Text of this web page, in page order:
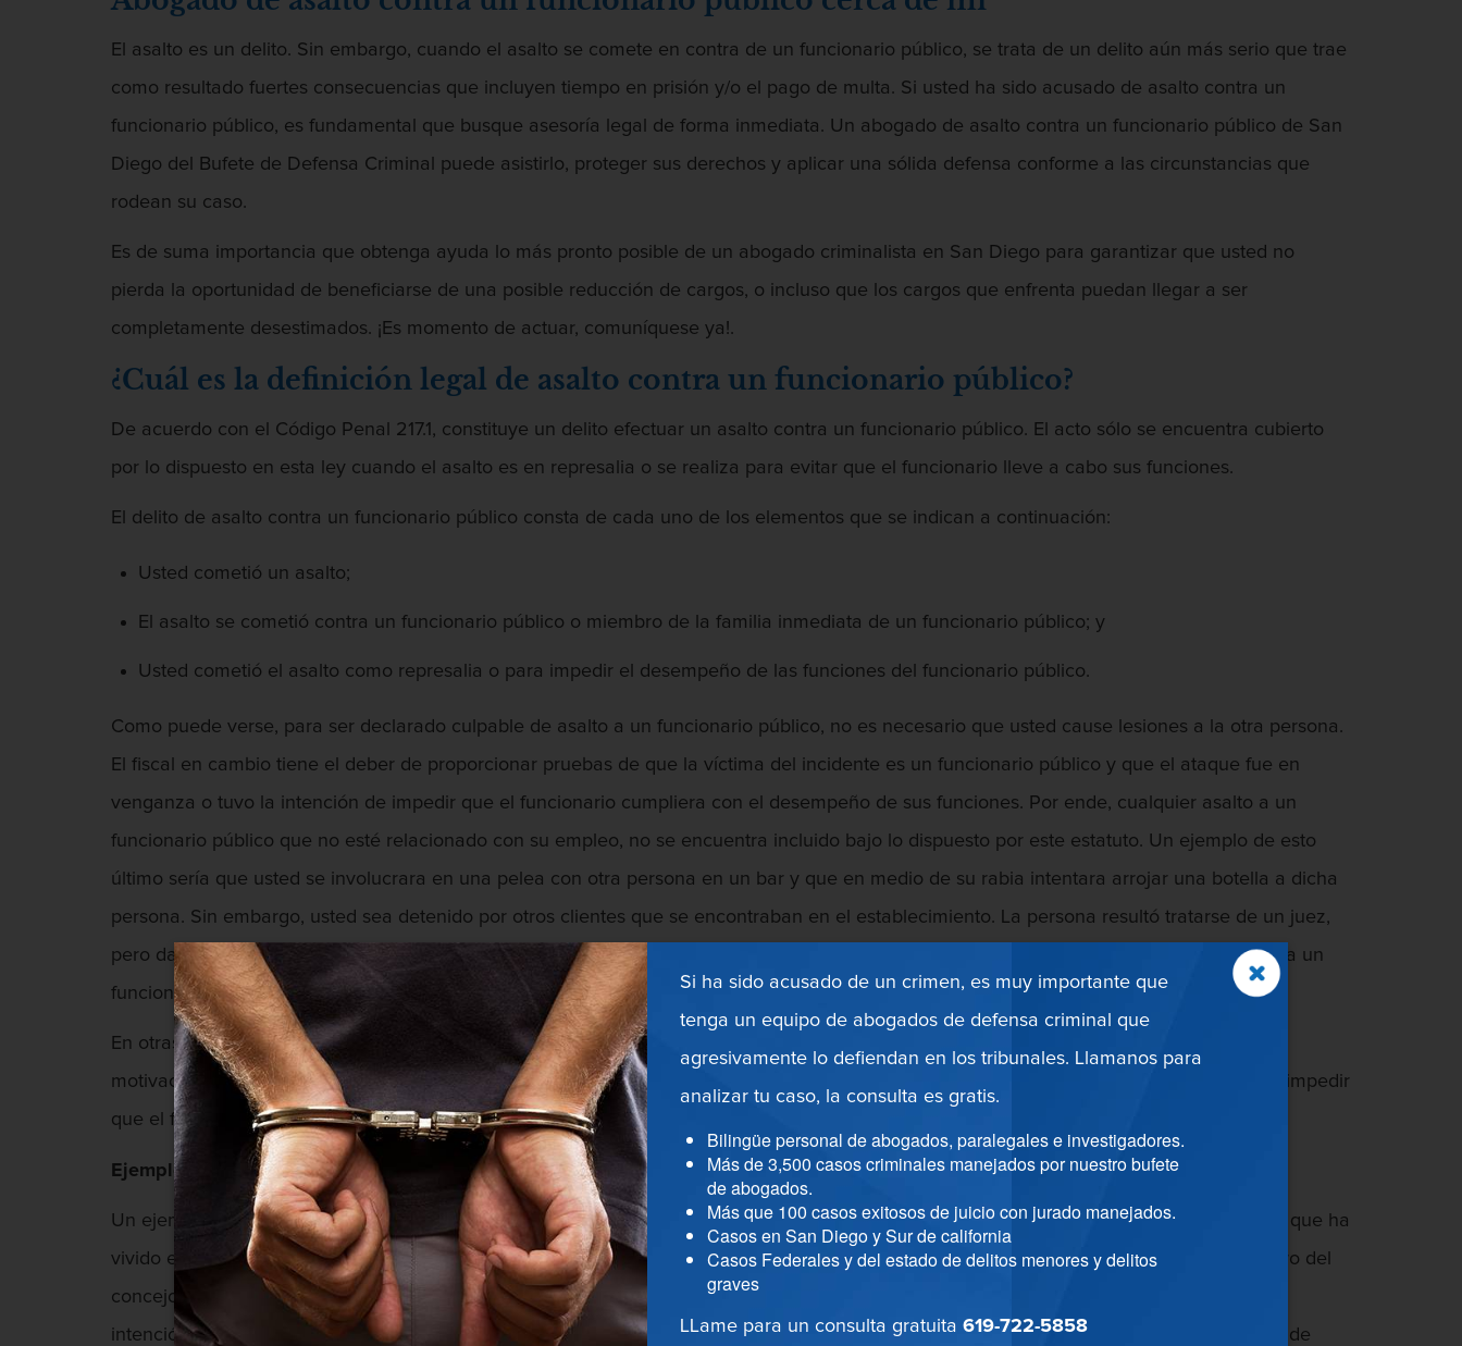
El asalto es un delito. Sin embargo, cuando el asalto se comete en contra de un funcionario público, se trata de un delito aún más serio que trae
como resultado fuertes consecuencias que incluyen tiempo en prisión y/o el pago de multa. Si usted ha sido acusado de asalto contra un
funcionario público, es fundamental que busque asesoría legal de forma inmediata. Un abogado de asalto contra un funcionario público de San
Diego del Bufete de Defensa Criminal puede asistirlo, proteger sus derechos y aplicar una sólida defensa conforme a las circunstancias que
rodean su caso.
Es de suma importancia que obtenga ayuda lo más pronto posible de un abogado criminalista en San Diego para garantizar que usted no
pierda la oportunidad de beneficiarse de una posible reducción de cargos, o incluso que los cargos que enfrenta puedan llegar a ser
completamente desestimados. ¡Es momento de actuar, comuníquese ya!.
¿Cuál es la definición legal de asalto contra un funcionario público?
De acuerdo con el Código Penal 217.1, constituye un delito efectuar un asalto contra un funcionario público. El acto sólo se encuentra cubierto
por lo dispuesto en esta ley cuando el asalto es en represalia o se realiza para evitar que el funcionario lleve a cabo sus funciones.
El delito de asalto contra un funcionario público consta de cada uno de los elementos que se indican a continuación:
Usted cometió un asalto;
El asalto se cometió contra un funcionario público o miembro de la familia inmediata de un funcionario público; y
Usted cometió el asalto como represalia o para impedir el desempeño de las funciones del funcionario público.
Como puede verse, para ser declarado culpable de asalto a un funcionario público, no es necesario que usted cause lesiones a la otra persona.
El fiscal en cambio tiene el deber de proporcionar pruebas de que la víctima del incidente es un funcionario público y que el ataque fue en
venganza o tuvo la intención de impedir que el funcionario cumpliera con el desempeño de sus funciones. Por ende, cualquier asalto a un
funcionario público que no esté relacionado con su empleo, no se encuentra incluido bajo lo dispuesto por este estatuto. Un ejemplo de esto
último sería que usted se involucrara en una pelea con otra persona en un bar y que en medio de su rabia intentara arrojar una botella a dicha
persona. Sin embargo, usted sea detenido por otros clientes que se encontraban en el establecimiento. La persona resultó tratarse de un juez,
pero dado que su intento de arrojar el objeto no estuvo relacionado con el cargo que ocupa, usted no podría ser acusado de asalto contra un
funcionario público.
En otras palabras, para ser acusado de asalto contra un funcionario público, las acciones de quien lleva a cabo la conducta, deben tener
motivaciones políticas. Por ejemplo un ataque basado en lo que un funcionario público ha dicho o hecho. A su vez, se analiza el acto de impedir
que el funcionario cumpla con sus obligaciones legales, es decir, realice sus funciones.
Ejemplos
Un ejemplo de una situación en la cual una persona enfrentaría cargos por asalto contra un funcionario público es el caso de un hombre que ha
vivido en un vecindario durante cierto tiempo y no está de acuerdo con algunos de los cambios que está introduciendo un nuevo miembro del
concejo municipal. El hombre asiste a una reunión referente a dichos cambios con una lata de aerosol de pimienta en sus manos, con la
intención de rociar el contenido al miembro del concejo en caso de no cambiar la propuesta. En este caso el hombre puede ser acusado de
Si ha sido acusado de un crimen, es muy importante que
tenga un equipo de abogados de defensa criminal que
agresivamente lo defiendan en los tribunales. Llamanos para
analizar tu caso, la consulta es gratis.
Bilingüe personal de abogados, paralegales e investigadores.
Más de 3,500 casos criminales manejados por nuestro bufete
de abogados.
Más que 100 casos exitosos de juicio con jurado manejados.
Casos en San Diego y Sur de california
Casos Federales y del estado de delitos menores y delitos
graves
LLame para un consulta gratuita 619-722-5858